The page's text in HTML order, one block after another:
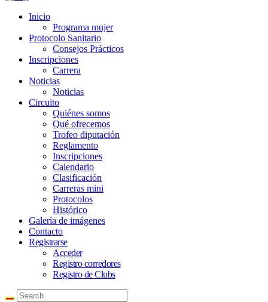
Inicio
Programa mujer
Protocolo Sanitario
Consejos Prácticos
Inscripciones
Carrera
Noticias
Noticias
Circuito
Quiénes somos
Qué ofrecemos
Trofeo diputación
Reglamento
Inscripciones
Calendario
Clasificación
Carreras mini
Protocolos
Histórico
Galería de imágenes
Contacto
Registrarse
Acceder
Registro corredores
Registro de Clubs